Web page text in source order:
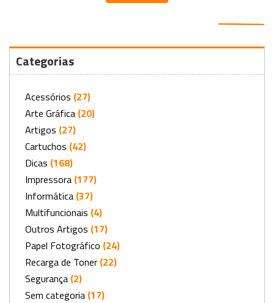
Categorias
Acessórios (27)
Arte Gráfica (20)
Artigos (27)
Cartuchos (42)
Dicas (168)
Impressora (177)
Informática (37)
Multifuncionais (4)
Outros Artigos (17)
Papel Fotográfico (24)
Recarga de Toner (22)
Segurança (2)
Sem categoria (17)